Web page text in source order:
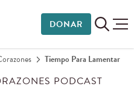
DONAR
Tiempo Para Lamentar
PODCAST